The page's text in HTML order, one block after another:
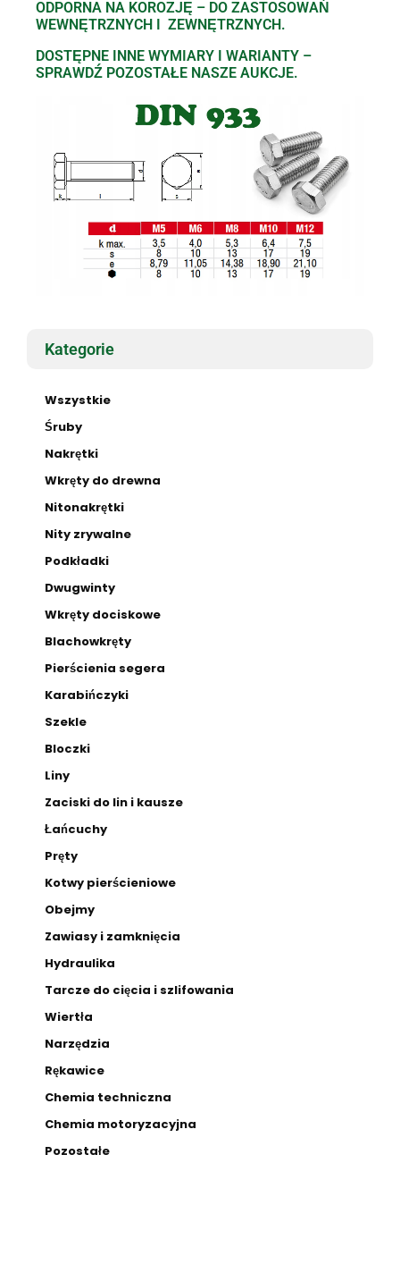
Kategorie
Wszystkie
Śruby
Nakrętki
Wkręty do drewna
Nitonakrętki
Nity zrywalne
Podkładki
Dwugwinty
Wkręty dociskowe
Blachowkręty
Pierścienia segera
Karabińczyki
Szekle
Bloczki
Liny
Zaciski do lin i kausze
Łańcuchy
Pręty
Kotwy pierścieniowe
Obejmy
Zawiasy i zamknięcia
Hydraulika
Tarcze do cięcia i szlifowania
Wiertła
Narzędzia
Rękawice
Chemia techniczna
Chemia motoryzacyjna
Pozostałe
ODPORNA NA KOROZJĘ – DO ZASTOSOWAŃ
WEWNĘTRZNYCH I ZEWNĘTRZNYCH.
DOSTĘPNE INNE WYMIARY I WARIANTY –
SPRAWDŹ POZOSTAŁE NASZE AUKCJE.